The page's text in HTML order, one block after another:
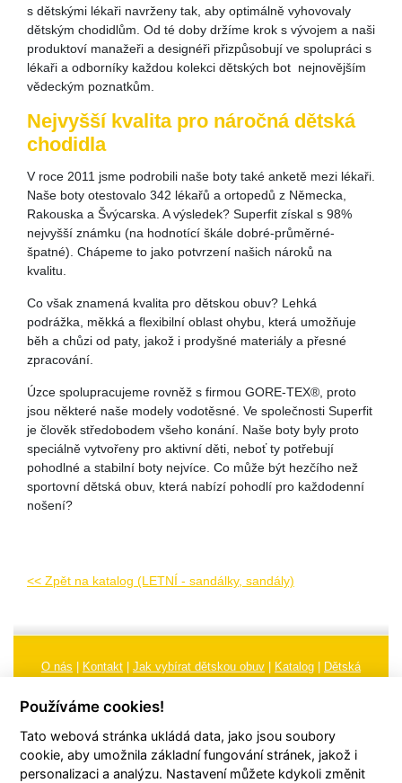
s dětskými lékaři navrženy tak, aby optimálně vyhovovaly
dětským chodidlům. Od té doby držíme krok s vývojem a naši
produktoví manažeři a designéři přizpůsobují ve spolupráci s
lékaři a odborníky každou kolekci dětských bot nejnovějším
vědeckým poznatkům.
Nejvyšší kvalita pro náročná dětská
chodidla
V roce 2011 jsme podrobili naše boty také anketě mezi lékaři.
Naše boty otestovalo 342 lékařů a ortopedů z Německa,
Rakouska a Švýcarska. A výsledek? Superfit získal s 98%
nejvyšší známku (na hodnotící škále dobré-průměrné-
špatné). Chápeme to jako potvrzení našich nároků na
kvalitu.
Co však znamená kvalita pro dětskou obuv? Lehká
podrážka, měkká a flexibilní oblast ohybu, která umožňuje
běh a chůzi od paty, jakož i prodyšné materiály a přesné
zpracování.
Úzce spolupracujeme rovněž s firmou GORE-TEX®, proto
jsou některé naše modely vodotěsné. Ve společnosti Superfit
je člověk středobodem všeho konání. Naše boty byly proto
speciálně vytvořeny pro aktivní děti, neboť ty potřebují
pohodlné a stabilní boty nejvíce. Co může být hezčího než
sportovní dětská obuv, která nabízí pohodlí pro každodenní
nošení?
<< Zpět na katalog (LETNÍ - sandálky, sandály)
O nás Kontakt Jak vybírat dětskou obuv Katalog
Dětská
obuvi, pokyny a informace k reklamaci Nastavení cookies
Používáme cookies!
Tato webová stránka ukládá data, jako jsou soubory
cookie, aby umožnila základní fungování stránek, jakož i
personalizaci a analýzu. Nastavení můžete kdykoli změnit